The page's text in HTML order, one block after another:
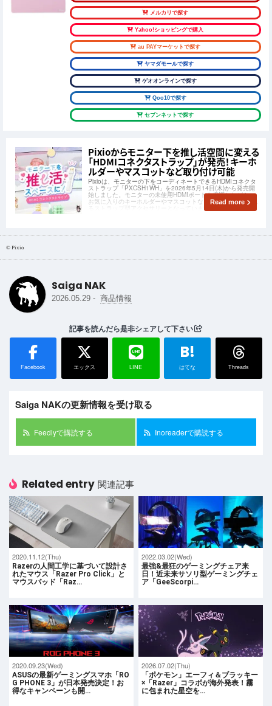
メルカリで探す
Yahoo!ショッピングで購入
au PAYマーケットで探す
ヤマダモールで探す
ゲオオンラインで探す
Qoo10で探す
セブンネットで探す
Pixioからモニター下を推し活空間に変える
「HDMIコネクタストラップ」が発売！キーホ
ルダーやマスコットなど取り付け可能
Pixioは、モニターの下をコーディネートできるHDMIコネクタ
ストラップ「PXCSH1WH」を2026年5月14日(木)から発売開
始しました。モニターの未使用HDMIポートを保護しながら、
お気に入りのキーホルダーやマスコットなどを吊り下げて飾れ
るストラップ型アクセサリーとなっています。
Read more
© Pixio
Saiga NAK
2026.05.29 - 商品情報
記事を読んだら是非シェアして下さい
Facebook エックス LINE
B!
はてな Threads
Saiga NAKの更新情報を受け取る
Feedlyで購読する Inoreaderで購読する
Related entry 関連記事
2020.11.12(Thu)
Razerの人間工学に基づいて設計さ
れたマウス「Razer Pro Click」と
マウスパッド「Raz…
2022.03.02(Wed)
最強&最狂のゲーミングチェア来
日！近未来サソリ型ゲーミングチェ
ア「GeeScorpi…
2020.09.23(Wed)
ASUSの最新ゲーミングスマホ「RO
G PHONE 3」が日本発売決定！お
得なキャンペーンも開…
2026.07.02(Thu)
「ポケモン」エーフィ＆ブラッキー
×「Razer」コラボが海外発表！霧
に包まれた星空を…